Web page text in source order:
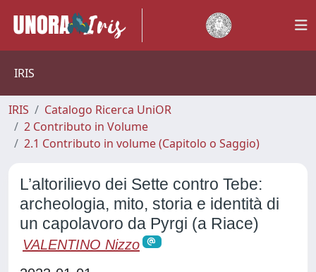
IRIS
IRIS
Catalogo Ricerca UniOR
2 Contributo in Volume
2.1 Contributo in volume (Capitolo o Saggio)
L’altorilievo dei Sette contro Tebe:
archeologia, mito, storia e identità di
un capolavoro da Pyrgi (a Riace)
VALENTINO Nizzo